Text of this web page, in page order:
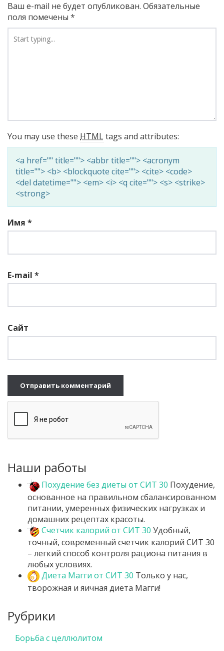
Ваш e-mail не будет опубликован. Обязательные
поля помечены *
You may use these HTMLtags and attributes:
<a href="" title=""> <abbr title=""> <acronym
title=""> <b> <blockquote cite=""> <cite> <code>
<del datetime=""> <em> <i> <q cite=""> <s> <strike>
<strong>
Имя *
E-mail *
Сайт
Наши работы
Похудение без диеты от СИТ 30 Похудение,
основанное на правильном сбалансированном
питании, умеренных физических нагрузках и
домашних рецептах красоты.
Счетчик калорий от СИТ 30 Удобный,
точный, современный счетчик калорий СИТ 30
– легкий способ контроля рациона питания в
любых условиях.
Диета Магги от СИТ 30 Только у нас,
творожная и яичная диета Магги!
Рубрики
Борьба с целлюлитом